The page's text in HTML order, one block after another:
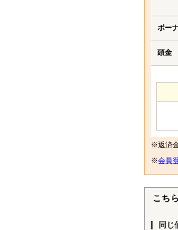
ボー
頭金
※返済
※会員
こち
同じ